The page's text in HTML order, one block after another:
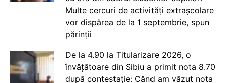
Multe cercuri de activități extrașcolare
vor dispărea de la 1 septembrie, spun
părinții
De la 4.90 la Titularizare 2026, o
învățătoare din Sibiu a primit nota 8.70
după contestație: Când am văzut nota